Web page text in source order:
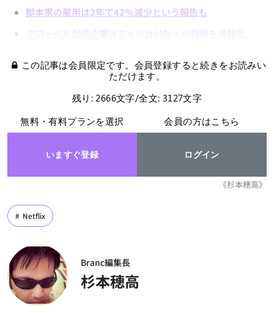
脚本家の雇用は2年で42％減少という報告も
グローバル配信企業はアメリカ以外への投資を活発化
この記事は会員限定です。会員登録すると続きをお読みい
ただけます。
残り: 2666文字/全文: 3127文字
無料・有料プランを選択
いますぐ登録
会員の方はこちら
ログイン
《杉本穂高》
Netflix
Branc編集長
杉本穂高